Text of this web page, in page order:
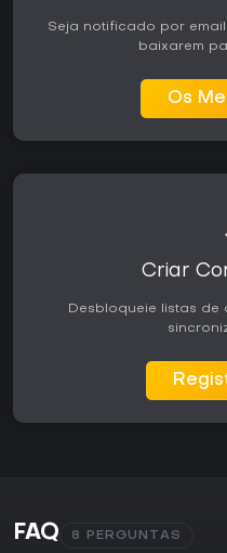
Seja notificado por
baixarem
Os
Criar
Desbloqueie listas de
FAQ 8 PERGUNTAS